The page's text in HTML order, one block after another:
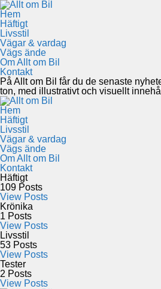
Hem
Häftigt
Livsstil
Vägar & vardag
Vägs ände
Om Allt om Bil
Kontakt
På Allt om Bil får du de senaste
ton, med illustrativt och visuellt
Hem
Häftigt
Livsstil
Vägar & vardag
Vägs ände
Om Allt om Bil
Kontakt
Häftigt
109 Posts
View Posts
Krönika
1 Posts
View Posts
Livsstil
53 Posts
View Posts
Tester
2 Posts
View Posts